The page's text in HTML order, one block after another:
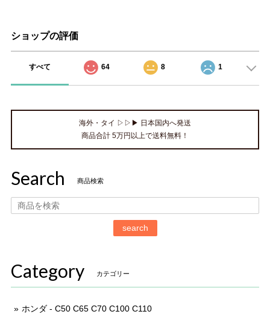
ショップの評価
すべて 64 8 1
海外・タイ ▷▷▶ 日本国内へ発送
商品合計 5万円以上で送料無料！
Search 商品検索
search
Category カテゴリー
ホンダ - C50 C65 C70 C100 C110